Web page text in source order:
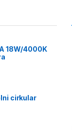
18W/4000K
cirkular